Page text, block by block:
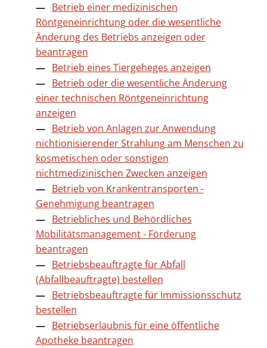
Betrieb einer medizinischen
Röntgeneinrichtung oder die wesentliche
Änderung des Betriebs anzeigen oder
beantragen
Betrieb eines Tiergeheges anzeigen
Betrieb oder die wesentliche Änderung
einer technischen Röntgeneinrichtung
anzeigen
Betrieb von Anlagen zur Anwendung
nichtionisierender Strahlung am Menschen zu
kosmetischen oder sonstigen
nichtmedizinischen Zwecken anzeigen
Betrieb von Krankentransporten -
Genehmigung beantragen
Betriebliches und Behördliches
Mobilitätsmanagement - Förderung
beantragen
Betriebsbeauftragte für Abfall
(Abfallbeauftragte) bestellen
Betriebsbeauftragte für Immissionsschutz
bestellen
Betriebserlaubnis für eine öffentliche
Apotheke beantragen